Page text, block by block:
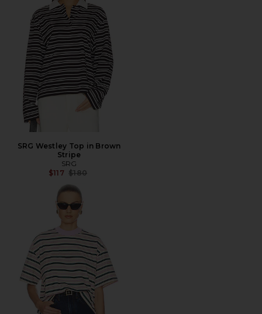
SRG Westley Top in Brown
Stripe
SRG
$117 Precio anterior:
$180